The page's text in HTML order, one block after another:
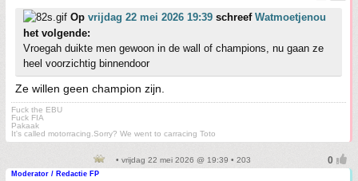
Op vrijdag 22 mei 2026 19:39 schreef Watmoetjenou
het volgende:
Vroegah duikte men gewoon in de wall of champions, nu gaan ze
heel voorzichtig binnendoor
Ze willen geen champion zijn.
Fuck the EBU
Fuck FIA
Pakaak
It's called motorracing.Sorry? We went to carracing Toto
• vrijdag 22 mei 2026 @ 19:39 • 203
Moderator / Redactie FP